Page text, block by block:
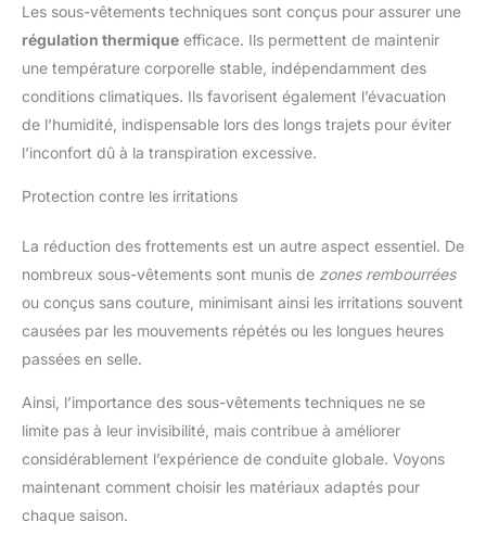
Les sous-vêtements techniques sont conçus pour assurer une
régulation thermique efficace. Ils permettent de maintenir
une température corporelle stable, indépendamment des
conditions climatiques. Ils favorisent également l’évacuation
de l’humidité, indispensable lors des longs trajets pour éviter
l’inconfort dû à la transpiration excessive.
Protection contre les irritations
La réduction des frottements est un autre aspect essentiel. De
nombreux sous-vêtements sont munis de zones rembourrées
ou conçus sans couture, minimisant ainsi les irritations souvent
causées par les mouvements répétés ou les longues heures
passées en selle.
Ainsi, l’importance des sous-vêtements techniques ne se
limite pas à leur invisibilité, mais contribue à améliorer
considérablement l’expérience de conduite globale. Voyons
maintenant comment choisir les matériaux adaptés pour
chaque saison.